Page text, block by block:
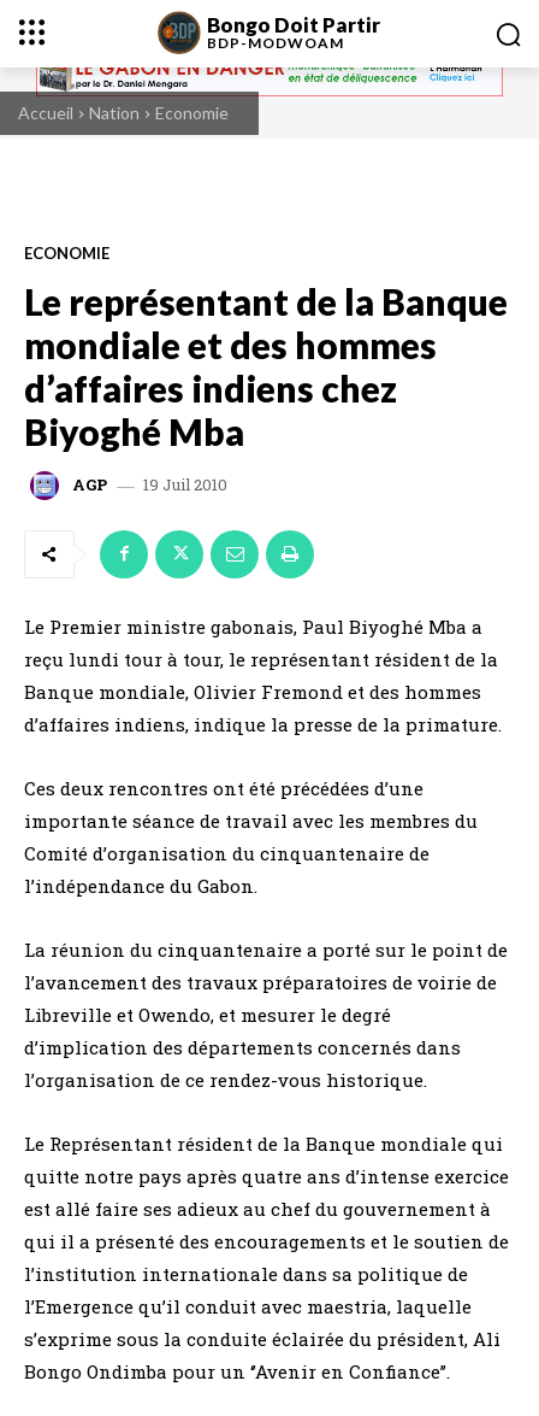
Bongo Doit Partir
BDP-MODWOAM
Accueil Nation Economie
ECONOMIE
Le représentant de la Banque
mondiale et des hommes
d’affaires indiens chez
Biyoghé Mba
AGP 19 Juil 2010
Le Premier ministre gabonais, Paul Biyoghé Mba a
reçu lundi tour à tour, le représentant résident de la
Banque mondiale, Olivier Fremond et des hommes
d’affaires indiens, indique la presse de la primature.
Ces deux rencontres ont été précédées d’une
importante séance de travail avec les membres du
Comité d’organisation du cinquantenaire de
l’indépendance du Gabon.
La réunion du cinquantenaire a porté sur le point de
l’avancement des travaux préparatoires de voirie de
Libreville et Owendo, et mesurer le degré
d’implication des départements concernés dans
l’organisation de ce rendez-vous historique.
Le Représentant résident de la Banque mondiale qui
quitte notre pays après quatre ans d’intense exercice
est allé faire ses adieux au chef du gouvernement à
qui il a présenté des encouragements et le soutien de
l’institution internationale dans sa politique de
l’Emergence qu’il conduit avec maestria, laquelle
s’exprime sous la conduite éclairée du président, Ali
Bongo Ondimba pour un ‘’Avenir en Confiance’’.